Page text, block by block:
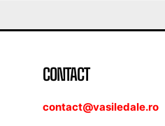
CONTACT
contact@vasiledale.ro